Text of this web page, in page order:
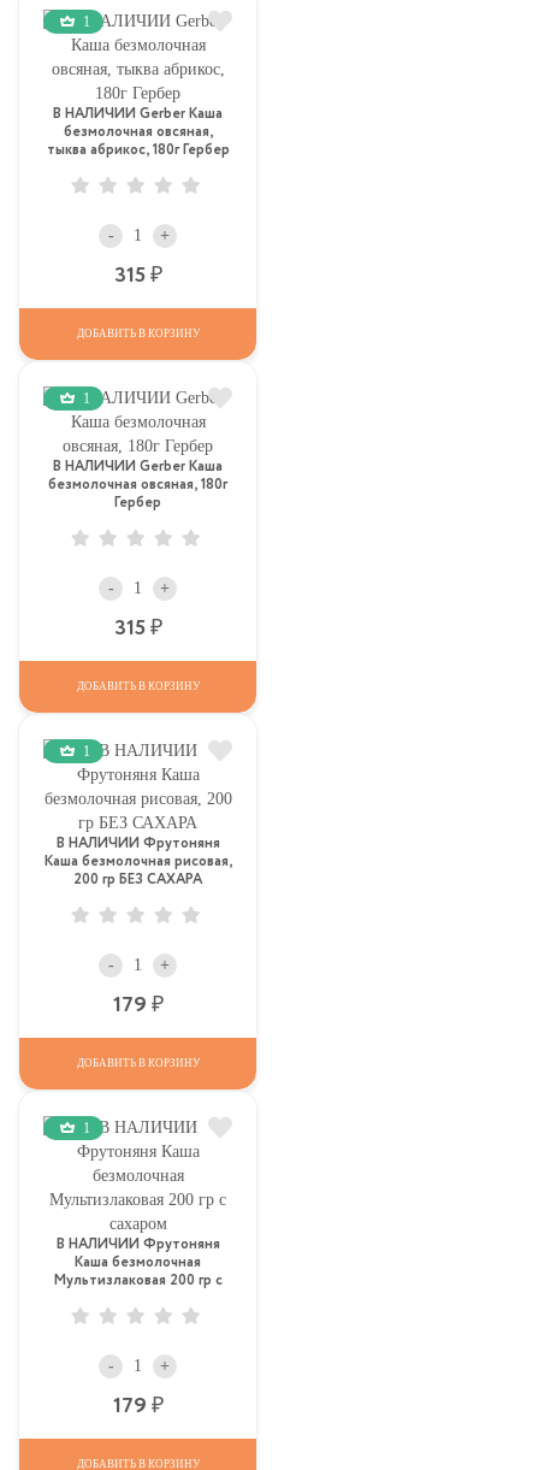
1
В НАЛИЧИИ Gerber Каша
безмолочная овсяная,
тыква абрикос, 180г Гербер
- +
315
ДОБАВИТЬ В КОРЗИНУ
1
В НАЛИЧИИ Gerber Каша
безмолочная овсяная, 180г
Гербер
- +
315
ДОБАВИТЬ В КОРЗИНУ
1
В НАЛИЧИИ Фрутоняня
Каша безмолочная рисовая,
200 гр БЕЗ САХАРА
- +
179
ДОБАВИТЬ В КОРЗИНУ
1
В НАЛИЧИИ Фрутоняня
Каша безмолочная
Мультизлаковая 200 гр с
- +
179
ДОБАВИТЬ В КОРЗИНУ